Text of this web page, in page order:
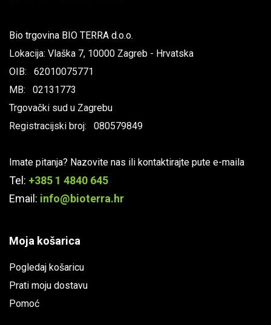
Bio trgovina BIO TERRA d.o.o.
Lokacija: Vlaška 7, 10000 Zagreb - Hrvatska
OIB: 62010075771
MB: 02131773
Trgovački sud u Zagrebu
Registracijski broj: 080579849
Imate pitanja? Nazovite nas ili kontaktirajte pute e-maila
Tel: +385 1 4840 645
Email: info@bioterra.hr
Moja košarica
Pogledaj košaricu
Prati moju dostavu
Pomoć